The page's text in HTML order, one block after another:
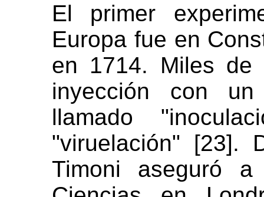
El primer
Europa fue en
en 1714. Miles de
inyección con
llamado
"viruelación" [23].
Timoni aseguró